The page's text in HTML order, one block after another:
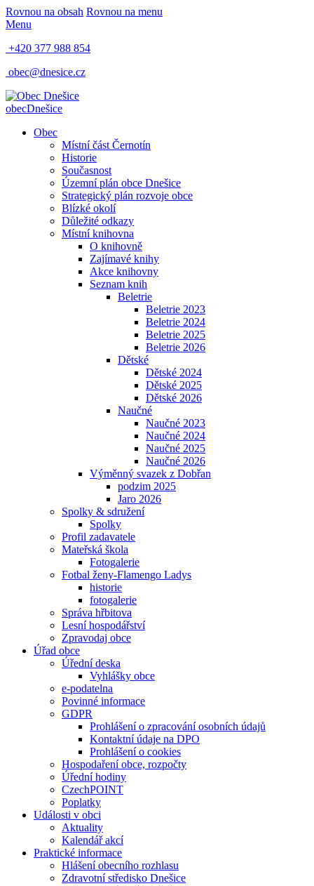
Rovnou na obsah Rovnou na menu
Menu
+420 377 988 854
obec@dnesice.cz
obecDnešice
Obec
Místní část Černotín
Historie
Současnost
Územní plán obce Dnešice
Strategický plán rozvoje obce
Blízké okolí
Důležité odkazy
Místní knihovna
O knihovně
Zajímavé knihy
Akce knihovny
Seznam knih
Beletrie
Beletrie 2023
Beletrie 2024
Beletrie 2025
Beletrie 2026
Dětské
Dětské 2024
Dětské 2025
Dětské 2026
Naučné
Naučné 2023
Naučné 2024
Naučné 2025
Naučné 2026
Výměnný svazek z Dobřan
podzim 2025
Jaro 2026
Spolky & sdružení
Spolky
Profil zadavatele
Mateřská škola
Fotogalerie
Fotbal ženy-Flamengo Ladys
historie
fotogalerie
Správa hřbitova
Lesní hospodářství
Zpravodaj obce
Úřad obce
Úřední deska
Vyhlášky obce
e-podatelna
Povinné informace
GDPR
Prohlášení o zpracování osobních údajů
Kontaktní údaje na DPO
Prohlášení o cookies
Hospodaření obce, rozpočty
Úřední hodiny
CzechPOINT
Poplatky
Události v obci
Aktuality
Kalendář akcí
Praktické informace
Hlášení obecního rozhlasu
Zdravotní středisko Dnešice